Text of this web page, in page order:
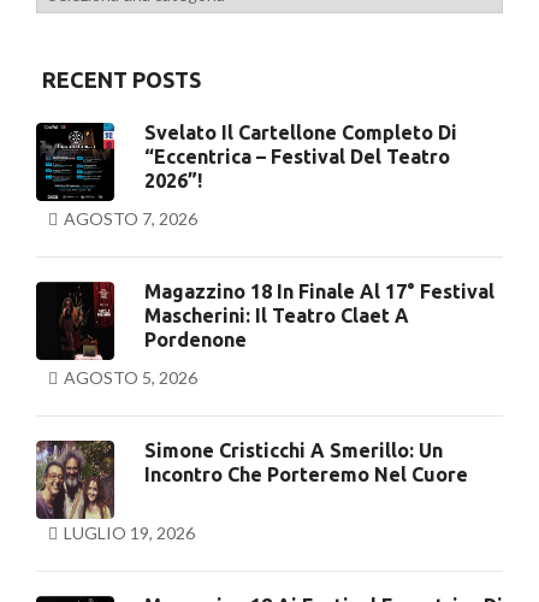
RECENT POSTS
Svelato Il Cartellone Completo Di
“Eccentrica – Festival Del Teatro
2026”!
AGOSTO 7, 2026
Magazzino 18 In Finale Al 17° Festival
Mascherini: Il Teatro Claet A
Pordenone
AGOSTO 5, 2026
Simone Cristicchi A Smerillo: Un
Incontro Che Porteremo Nel Cuore
LUGLIO 19, 2026